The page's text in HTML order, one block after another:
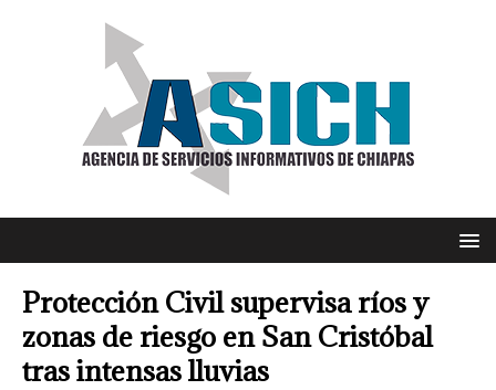
Protección Civil supervisa ríos y
zonas de riesgo en San Cristóbal
tras intensas lluvias